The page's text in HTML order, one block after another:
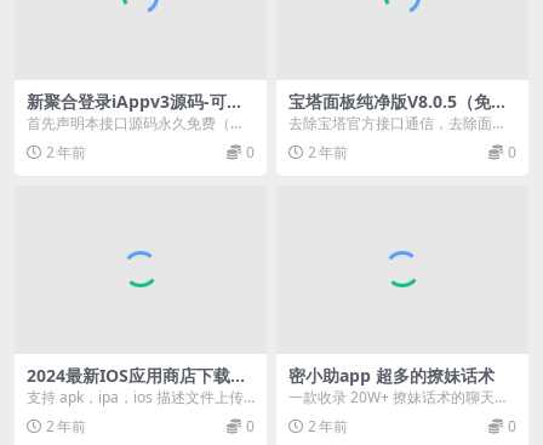
新聚合登录iAppv3源码-可获
取QQ账号名称-免签QQ互联
首先声明本接口源码永久免费（懒
得写收费），前面旧版的接口都是
调用 QQ 互联接口...
2 年前 0
宝塔面板纯净版V8.0.5（免费
使用所有插件）
去除宝塔官方接口通信，去除面板
强制绑定账号。 免费提升为企业会
员，免费使用软件商...
2 年前 0
2024最新IOS应用商店下载页
源码 支持一键跳转设置双端a
支持 apk，ipa，ios 描述文件上传
分发下载网站自适应 PC+ 手机自适
应...2 年前 0
密小助app 超多的撩妹话术
一款收录 20W+ 撩妹话术的聊天小
助手，集合可搜索恋爱话术， 套路
惯例与聊天实...
2 年前 0